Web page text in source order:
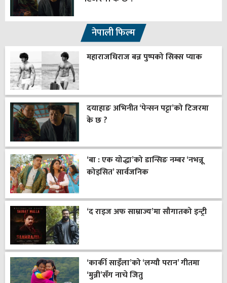
नेपाली फिल्म
महाराजधिराज बन्न पुष्पको सिक्स प्याक
दयाहाङ अभिनीत ‘पेन्सन पट्टा’को टिजरमा
के छ ?
‘बा : एक योद्धा’को डान्सिङ नम्बर ‘नभन्नू
कोइसित’ सार्वजनिक
‘द राइज अफ साम्राज्य’मा सौगातको इन्ट्री
‘कार्की साइँला’को ‘लग्यौ परान’ गीतमा
‘मुन्नी’सँग नाचे जितु